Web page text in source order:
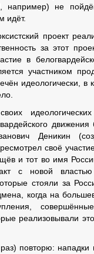
например) не
идёт.
проект
за этот
в
участником
идеологически, в
Деникин
своё
и тот во имя
с новой
стояли за
когда на
реализовывали
повторю: нападки